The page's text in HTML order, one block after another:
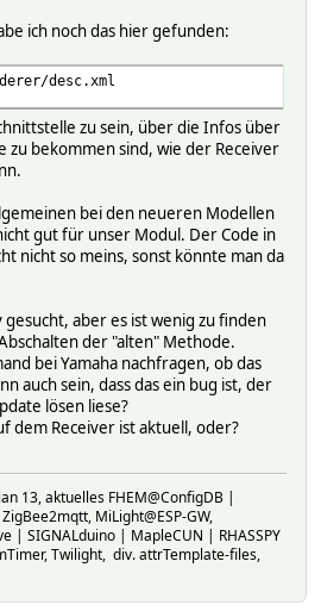
ich noch das hier gefunden:
desc.xml
zu sein, über die Infos über
zu bekommen sind, wie der Receiver
bei den neueren Modellen
gut für unser Modul. Der Code in
nicht so meins, sonst könnte man da
aber es ist wenig zu finden
der "alten" Methode.
bei Yamaha nachfragen, ob das
auch sein, dass das ein bug ist, der
lösen liese?
dem Receiver ist aktuell, oder?
13, aktuelles FHEM@ConfigDB |
MiLight@ESP-GW,
| SIGNALduino | MapleCUN | RHASSPY
Twilight, div. attrTemplate-files,